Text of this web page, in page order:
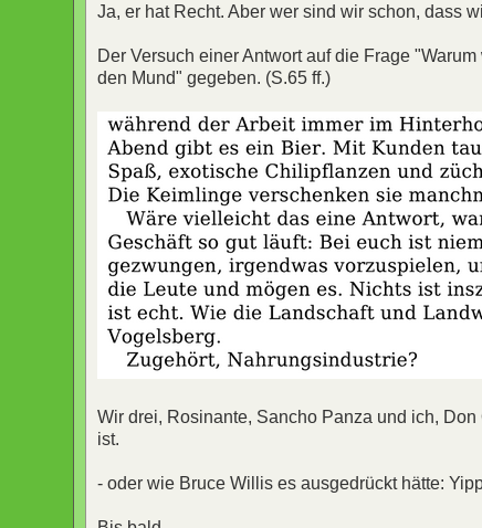
Ja, er hat Recht. Aber wer sind wir schon, dass
Der Versuch einer Antwort auf die Frage
den Mund" gegeben. (S.65 ff.)
Wir drei, Rosinante, Sancho Panza und ich,
ist.
- oder wie Bruce Willis es ausgedrückt hätte: